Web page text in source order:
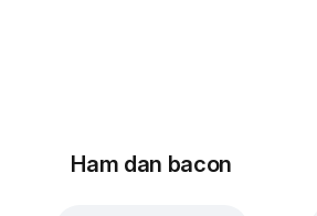
Ham dan bacon